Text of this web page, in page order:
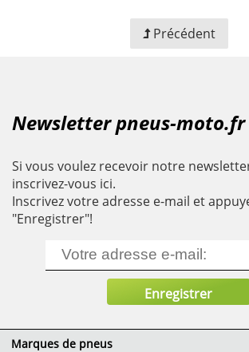
Précédent
Newsletter pneus-moto.fr
Si vous voulez recevoir notre
inscrivez-vous ici.
Inscrivez votre adresse e-mail et
"Enregistrer"!
Marques de pneus